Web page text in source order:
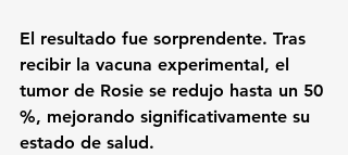
El resultado fue sorprendente. Tras
recibir la vacuna experimental, el
tumor de Rosie se redujo hasta un 50
%, mejorando significativamente su
estado de salud.